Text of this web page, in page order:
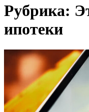
Рубрика:
ипотеки